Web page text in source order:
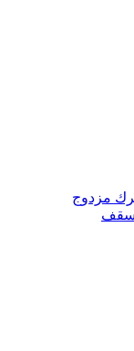
مزدوج
سقف